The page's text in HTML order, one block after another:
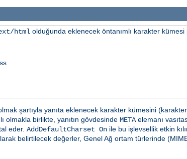
htmlolduğunda eklenecek öntanımlı karakter
şartıyla yanıta eklenecek karakter kümesini
olmakla birlikte, yanıtın gövdesinde METAelemanı
eder. AddDefaultCharset On ile bu işlevsellik etkin
belirtilecek değerler, Genel Ağ ortam türlerinde